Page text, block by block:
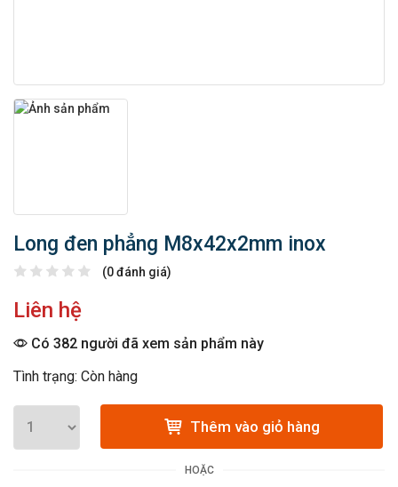
Long đen phẳng M8x42x2mm inox
(0 đánh giá)
Liên hệ
Có 382 người đã xem sản phẩm này
Tình trạng: Còn hàng
Thêm vào giỏ hàng
HOẶC